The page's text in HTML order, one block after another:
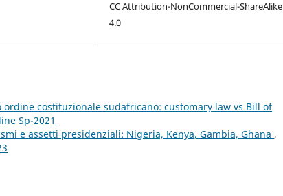
CC Attribution-NonCommercial-ShareAlike
4.0
costituzionale sudafricano: customary law vs Bill of
Sp-2021
e assetti presidenziali: Nigeria, Kenya, Gambia, Ghana ,